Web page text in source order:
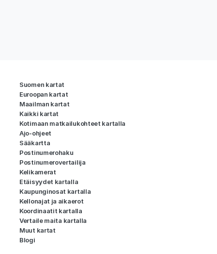
Suomen kartat
Euroopan kartat
Maailman kartat
Kaikki kartat
Kotimaan matkailukohteet kartalla
Ajo-ohjeet
Sääkartta
Postinumerohaku
Postinumerovertailija
Kelikamerat
Etäisyydet kartalla
Kaupunginosat kartalla
Kellonajat ja aikaerot
Koordinaatit kartalla
Vertaile maita kartalla
Muut kartat
Blogi